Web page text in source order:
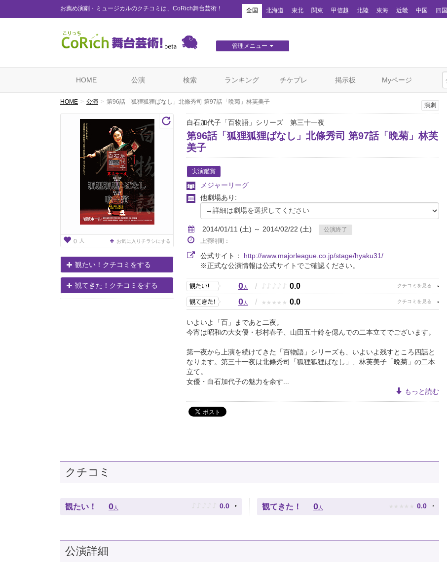
お薦め演劇・ミュージカルのクチコミは、CoRich舞台芸術！ 全国 北海道 東北 関東 甲信越 北陸 東海 近畿 中国 四国
管理メニュー
HOME 公演 検索 ランキング チケプレ 掲示板 Myページ
HOME 公演 第96話「狐狸狐狸ばなし」北條秀司 第97話「晩菊」林芙美子
0 人 お気に入りチラシにする
観たい！クチコミをする
観てきた！クチコミをする
演劇
白石加代子「百物語」シリーズ 第三十一夜
第96話「狐狸狐狸ばなし」北條秀司 第97話「晩菊」林芙
美子
実演鑑賞
メジャーリーグ
他劇場あり:
2014/01/11 (土) ～ 2014/02/22 (土)
公演終了
上演時間：
公式サイト： http://www.majorleague.co.jp/stage/hyaku31/
※正式な公演情報は公式サイトでご確認ください。
0人 / ♪ ♪ ♪ ♪ ♪ 0.0
0人 / ★ ★ ★ ★ ★ 0.0
いよいよ「百」まであと二夜。
今宵は昭和の大女優・杉村春子、山田五十鈴を偲んでの二本立てでございます。
第一夜から上演を続けてきた「百物語」シリーズも、いよいよ残すところ四話と
なります。第三十一夜は北條秀司「狐狸狐狸ばなし」、林芙美子「晩菊」の二本
立て。
女優・白石加代子の魅力を余す...
もっと読む
クチコミ
観たい！ 0 人 ♪ ♪ ♪ ♪ ♪ 0.0 観てきた！ 0 人 ★ ★ ★ ★ ★ 0.0
公演詳細